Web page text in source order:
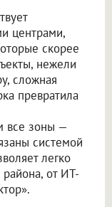
центрами,
скорее
нежели
сложная
превратила
все зоны —
системой
легко
от ИТ-